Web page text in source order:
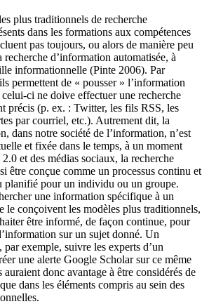
plus traditionnels de recherche
dans les formations aux compétences
pas toujours, ou alors de manière peu
d’information automatisée, à
informationnelle (Pinte 2006). Par
permettent de « pousser » l’information
celui-ci ne doive effectuer une recherche
précis (p. ex. : Twitter, les fils RSS, les
par courriel, etc.). Autrement dit, la
dans notre société de l’information, n’est
et fixée dans le temps, à un moment
et des médias sociaux, la recherche
être conçue comme un processus continu et
planifié pour un individu ou un groupe.
une information spécifique à un
le conçoivent les modèles plus traditionnels,
être informé, de façon continue, pour
sur un sujet donné. Un
exemple, suivre les experts d’un
une alerte Google Scholar sur ce même
donc avantage à être considérés de
dans les éléments compris au sein des